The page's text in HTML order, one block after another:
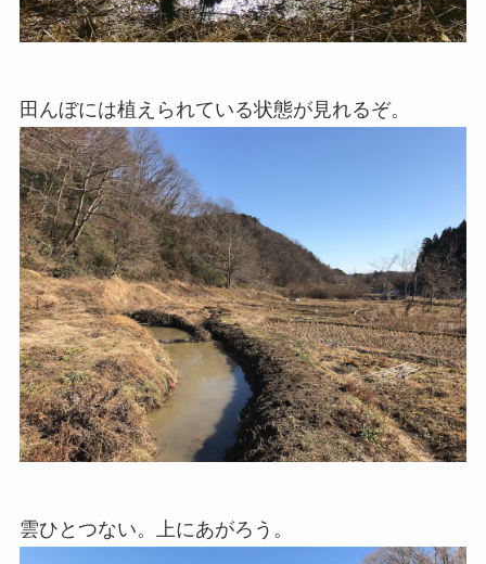
田んぼには植えられている状態が見れるぞ。
雲ひとつない。上にあがろう。